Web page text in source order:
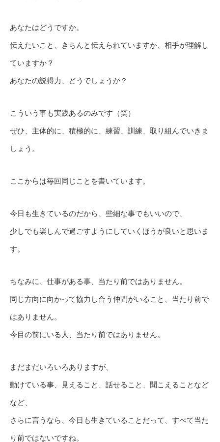
あなたはどうですか。
伝えたいこと、きちんと伝えられていますか、相手が理解し
ていますか？
あなたの説得力、どうでしょうか？
こういう事も実践あるのみです（笑）
ぜひ、主体的に、積極的に、練習、訓練、取り組んでいきま
しょう。
ここからは毎回同じことを書いています。
今日も生きているのだから、些細な事でもいいので、
少しでも楽しんで過ごすようにしていくほうが良いと思いま
す。
ちなみに、仕事がある事、当たり前ではありません。
同じ方向に向かって協力し合う仲間がいること、当たり前で
はありません。
今目の前にいる人、当たり前ではありません。
まだまだいろいろありますが、
動けている事、見えること、話せること、聞こえることなど
など、
さらに言うなら、今日も生きていることだって、すべて当た
り前ではないですね。